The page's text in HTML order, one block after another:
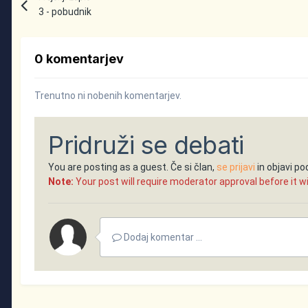
3 - pobudnik
0 komentarjev
Trenutno ni nobenih komentarjev.
Pridruži se debati
You are posting as a guest. Če si član, se prijavi in objavi
Note: Your post will require moderator approval before it
Dodaj komentar ...